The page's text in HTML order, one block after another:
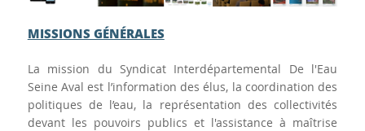
MISSIONS GÉNÉRALES
La mission du Syndicat Interdépartemental De l'Eau
Seine Aval est l’information des élus, la coordination des
politiques de l’eau, la représentation des collectivités
devant les pouvoirs publics et l'assistance à maîtrise